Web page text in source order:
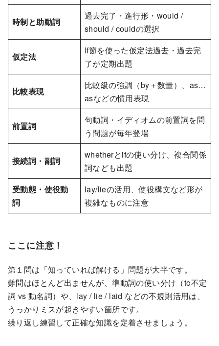
時制と助動詞
過去完了・進行形・would /
should / couldの選択
仮定法
If節を使った仮定法過去・過去完
了が定期出題
比較表現
比較級の強調（by＋数量）、as…
asなどの慣用表現
前置詞
句動詞・イディオムの前置詞を問
う問題が毎年登場
接続詞・副詞
whetherとifの使い分け、複合関係
詞なども出題
受動態・使役動
詞
lay/lieの活用、使役構文など形が
複雑なものに注意
ここに注意！
第１問は「知っていれば解ける」問題が大半です。
難問はほとんど出ませんが、準動詞の使い分け（to不定
詞 vs 動名詞）や、lay / lie / laid などの不規則活用は、
うっかりミスが起きやすい箇所です。
繰り返し練習して正確な知識を定着させましょう。